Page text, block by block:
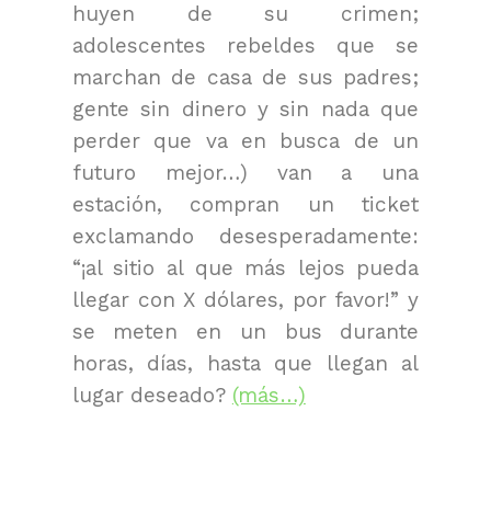
huyen de su crimen;
adolescentes rebeldes que se
marchan de casa de sus padres;
gente sin dinero y sin nada que
perder que va en busca de un
futuro mejor…) van a una
estación, compran un ticket
exclamando desesperadamente:
“¡al sitio al que más lejos pueda
llegar con X dólares, por favor!” y
se meten en un bus durante
horas, días, hasta que llegan al
lugar deseado? (más…)